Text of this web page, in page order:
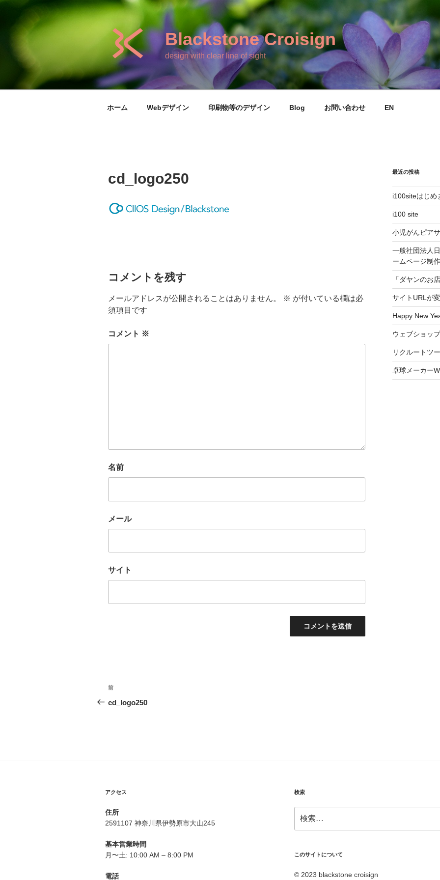
コ
キ
Blackstone Croisign
design with clear line of sight
ホーム Webデザイン 印刷物等のデザイン Blog お問い合わせ EN
cd_logo250
コメントを残す
メールアドレスが公開されることはありません。 ※ が付いている欄は必
須項目です
コメント ※
名前
メール
サイト
投
稿
シ
ョ
ン
前
の
前
cd_logo250
最近の投稿
i100siteはじめ
i100 site
小児がんピア
一般社団法人
ームページ制作
「ダヤンのお
サイトURLが
Happy New
ウェブショップ
リクルートツ
卓球メーカー
アクセス
住所
2591107 神奈川県伊勢原市大山245
基本営業時間
月〜土: 10:00 AM – 8:00 PM
電話
検索
索:
このサイトについて
© 2023 blackstone croisign